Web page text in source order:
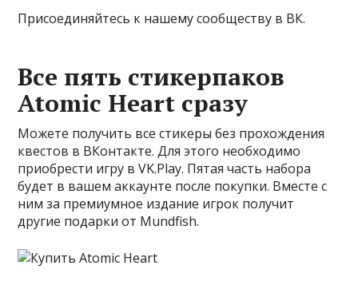
Присоединяйтесь к нашему сообществу в ВК.
Все пять стикерпаков
Atomic Heart сразу
Можете получить все стикеры без прохождения
квестов в ВКонтакте. Для этого необходимо
приобрести игру в VK.Play. Пятая часть набора
будет в вашем аккаунте после покупки. Вместе с
ним за премиумное издание игрок получит
другие подарки от Mundfish.